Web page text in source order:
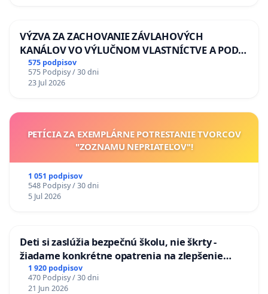
VÝZVA ZA ZACHOVANIE ZÁVLAHOVÝCH
KANÁLOV VO VÝLUČNOM VLASTNÍCTVE A POD
KONTROLOU SLOVENSKEJ REPUBLIKY & žiadosť
na riešenie zanedbaného stavu závlahových a
odvodňovacích kanálov na Slovensku
575 podpisov
575 Podpisy / 30 dni
23 Jul 2026
PETÍCIA ZA EXEMPLÁRNE POTRESTANIE TVORCOV
"ZOZNAMU NEPRIATEĽOV"!
1 051 podpisov
548 Podpisy / 30 dni
5 Jul 2026
Deti si zaslúžia bezpečnú školu, nie škrty -
žiadame konkrétne opatrenia na zlepšenie
situácie v školstve
1 920 podpisov
470 Podpisy / 30 dni
21 Jun 2026